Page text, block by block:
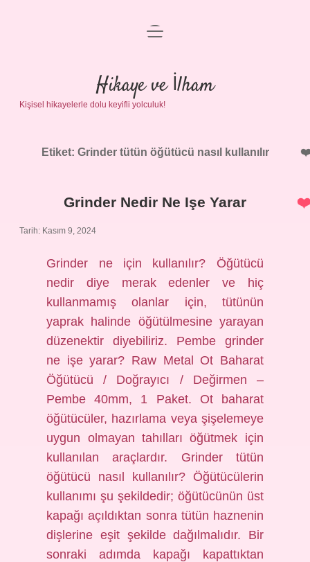
Anasayfa
Gizlilik Politikası
Yasal Uyarı
menüyü
Hikaye ve İlham
Kişisel hikayelerle dolu keyifli yolculuk!
Etiket: Grinder tütün öğütücü nasıl kullanılır
Grinder Nedir Ne Işe Yarar
Tarih: Kasım 9, 2024
Grinder ne için kullanılır? Öğütücü
nedir diye merak edenler ve hiç
kullanmamış olanlar için, tütünün
yaprak halinde öğütülmesine yarayan
düzenektir diyebiliriz. Pembe grinder
ne işe yarar? Raw Metal Ot Baharat
Öğütücü / Doğrayıcı / Değirmen –
Pembe 40mm, 1 Paket. Ot baharat
öğütücüler, hazırlama veya şişelemeye
uygun olmayan tahılları öğütmek için
kullanılan araçlardır. Grinder tütün
öğütücü nasıl kullanılır? Öğütücülerin
kullanımı şu şekildedir; öğütücünün üst
kapağı açıldıktan sonra tütün haznenin
dişlerine eşit şekilde dağılmalıdır. Bir
sonraki adımda kapağı kapattıktan